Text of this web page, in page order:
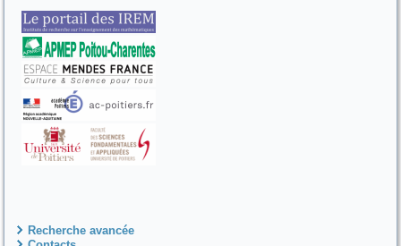
Recherche avancée